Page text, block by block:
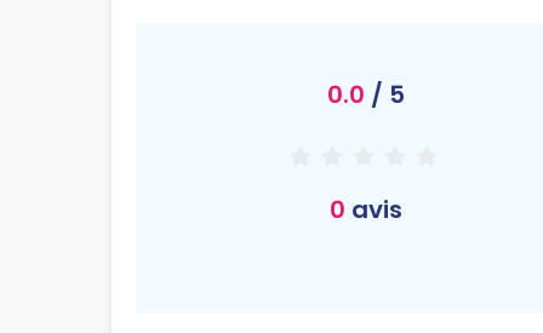
0.0 / 5
0 avis